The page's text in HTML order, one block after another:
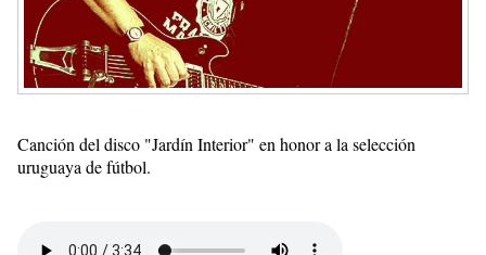
Canción del disco "Jardín Interior" en honor a la selección
uruguaya de fútbol.